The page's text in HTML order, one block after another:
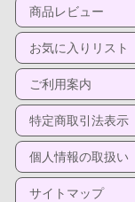
商品レビュー
お気に入りリスト
ご利用案内
特定商取引法表示
個人情報の取扱い
サイトマップ